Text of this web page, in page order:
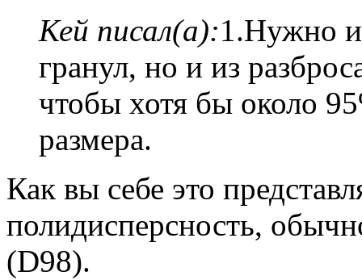
Кей писал(а):1.Нужно
гранул, но и из
чтобы хотя бы около
размера.
Как вы себе это
полидисперсность,
(D98).